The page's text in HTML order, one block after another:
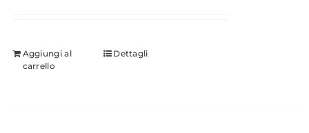
Aggiungi al
carrello
Dettagli